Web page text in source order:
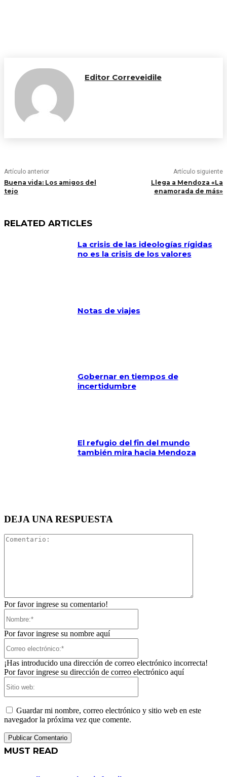
Editor Correveidile
Artículo anterior
Buena vida: Los amigos del
tejo
Artículo siguiente
Llega a Mendoza «La
enamorada de más»
RELATED ARTICLES
La crisis de las ideologías rígidas
no es la crisis de los valores
Notas de viajes
Gobernar en tiempos de
incertidumbre
El refugio del fin del mundo
también mira hacia Mendoza
DEJA UNA RESPUESTA
Por favor ingrese su comentario!
Por favor ingrese su nombre aquí
¡Has introducido una dirección de correo electrónico incorrecta!
Por favor ingrese su dirección de correo electrónico aquí
Guardar mi nombre, correo electrónico y sitio web en este
navegador la próxima vez que comente.
MUST READ